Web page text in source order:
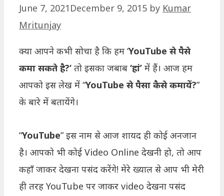
June 7, 2021 December 9, 2015 by Kumar
Mritunjay
क्या आपने कभी सोचा है कि हम ‘YouTube से पैसे
कमा सकते है?‘ तो इसका जबाब ‘हां’ में हैं। आज हम
आपको इस लेख में “YouTube से पैसा कैसे कमायें?”
के बारे में बतायेंगे।
“YouTube” इस नाम से आज शायद ही कोई अनजान
है। आपको भी कोई Video Online देखनी हो, तो आप
कहाँ जाकर देखना पसंद करेंगे! मेरे ख्याल से आप भी मेरी
ही तरह YouTube पर जाकर video देखना पसंद